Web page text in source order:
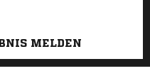
MELDEN